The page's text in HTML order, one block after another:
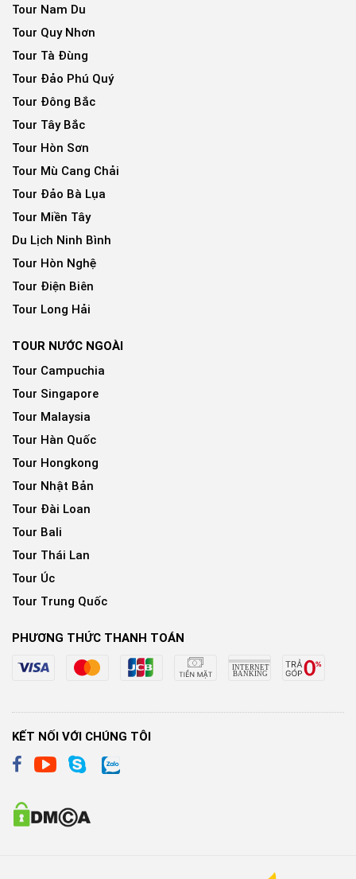
Tour Nam Du
Tour Quy Nhơn
Tour Tà Đùng
Tour Đảo Phú Quý
Tour Đông Bắc
Tour Tây Bắc
Tour Hòn Sơn
Tour Mù Cang Chải
Tour Đảo Bà Lụa
Tour Miền Tây
Du Lịch Ninh Bình
Tour Hòn Nghệ
Tour Điện Biên
Tour Long Hải
TOUR NƯỚC NGOÀI
Tour Campuchia
Tour Singapore
Tour Malaysia
Tour Hàn Quốc
Tour Hongkong
Tour Nhật Bản
Tour Đài Loan
Tour Bali
Tour Thái Lan
Tour Úc
Tour Trung Quốc
PHƯƠNG THỨC THANH TOÁN
KẾT NỐI VỚI CHÚNG TÔI